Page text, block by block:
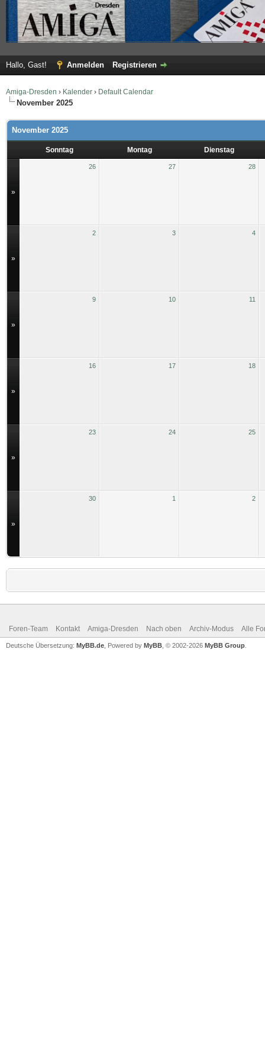
Hallo, Gast! Anmelden Registrieren
Amiga-Dresden › Kalender › Default Calendar
November 2025
November 2025
Sonntag Montag Dienstag
»
26 27 28
»
2 3 4
»
9 10 11
»
16 17 18
»
23 24 25
»
30 1 2
Foren-Team Kontakt Amiga-Dresden Nach oben Archiv-Modus Alle
Deutsche Übersetzung: MyBB.de , Powered by MyBB , © 2002-2026 MyBB Group